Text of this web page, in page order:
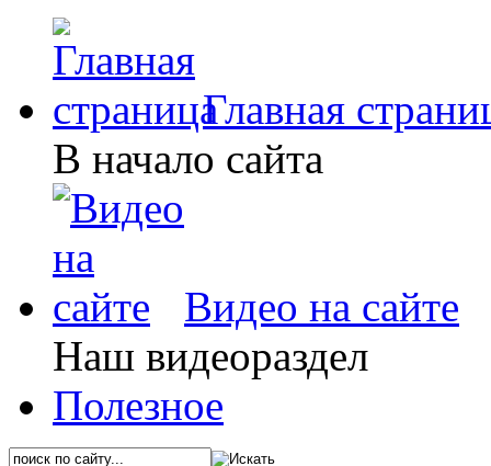
Главная
В начало сайта
Видео на сайте
Наш видеораздел
Полезное